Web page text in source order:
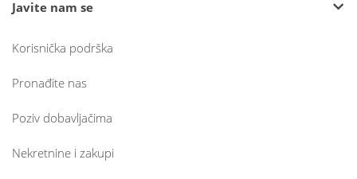
Javite nam se
Korisnička podrška
Pronađite nas
Poziv dobavljačima
Nekretnine i zakupi